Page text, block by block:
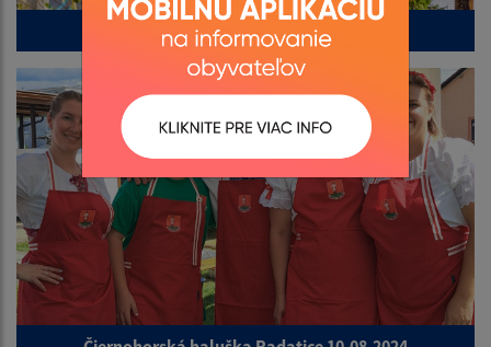
100. výročie posviacky kostola